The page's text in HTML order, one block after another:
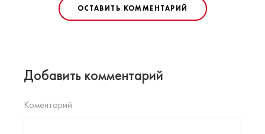
ОСТАВИТЬ КОММЕНТАРИЙ
Добавить комментарий
Коментарий